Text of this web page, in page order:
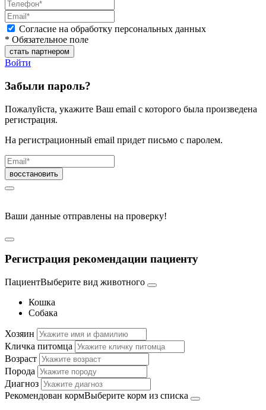
Согласие на обработку персональных данных
* Обязательное поле
Войти
Забыли пароль?
Пожалуйста, укажите Ваш email с которого была произведена
регистрация.
На регистрационный email придет письмо с паролем.
Ваши данные отправлены на проверку!
Регистрация рекомендации пациенту
ПациентВыберите вид животного
Кошка
Собака
Хозяин
Кличка питомца
Возраст
Порода
Диагноз
Рекомендован кормВыберите корм из списка